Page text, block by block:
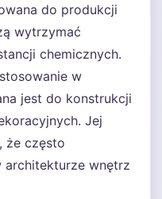
do produkcji
wytrzymać
chemicznych.
w
jest do konstrukcji
Jej
że często
wnętrz